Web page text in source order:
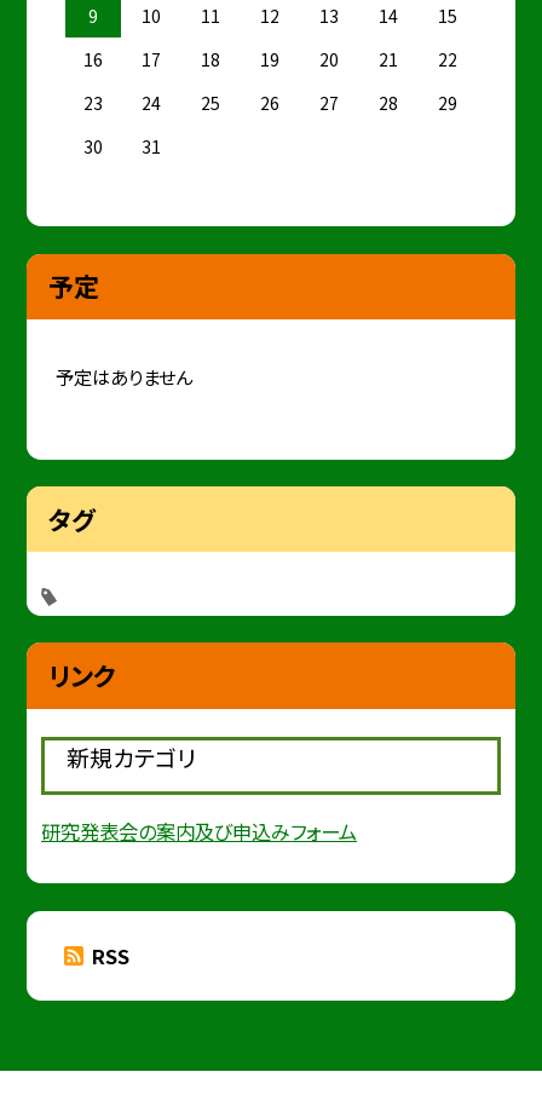
9
10 11 12 13 14
15
16
17 18 19 20 21
22
23
24 25 26 27 28
29
30
31
予定
予定はありません
タグ
リンク
新規カテゴリ
研究発表会の案内及び申込みフォーム
RSS